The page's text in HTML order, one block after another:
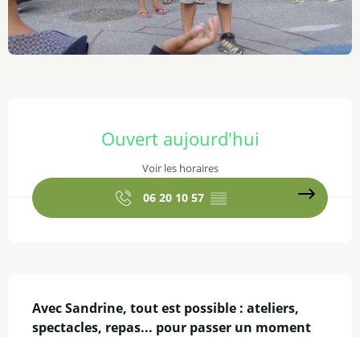
Ouvert aujourd'hui
Voir les horaires
06 20 10 57 ▒▒
Avec Sandrine, tout est possible : ateliers,
spectacles, repas... pour passer un moment